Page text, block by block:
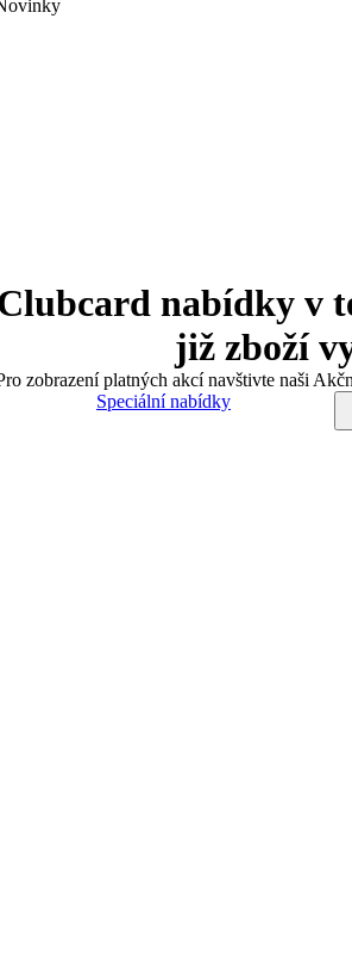
nabídky v
již zboží
zobrazení platných akcí navštivte naši
Speciální nabídky